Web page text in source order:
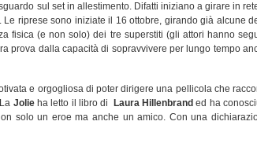
sul set in allestimento. Difatti iniziano a girare in
riprese sono iniziate il 16 ottobre, girando già alcune
fisica (e non solo) dei tre superstiti (gli attori hanno
prova dalla capacità di sopravvivere per lungo tempo
e orgogliosa di poter dirigere una pellicola che
Jolieha letto il libro di Laura Hillenbrand ed ha
solo un eroe ma anche un amico. Con una